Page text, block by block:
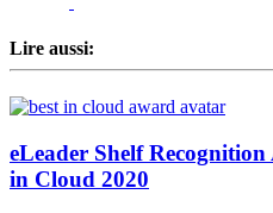
Lire aussi:
eLeader Shelf
in Cloud 2020